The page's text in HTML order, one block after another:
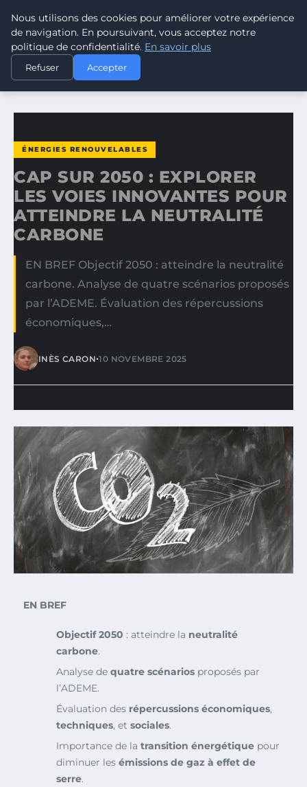
CLIMATE GUARDIAN
ACCUEIL
ÉNERGIES RENOUVELABLES
CAP SUR 2050 : EXPLORER LES VOIES INNOVANTES POUR…
ÉNERGIES RENOUVELABLES
CAP SUR 2050 : EXPLORER
LES VOIES INNOVANTES POUR
ATTEINDRE LA NEUTRALITÉ
CARBONE
EN BREF Objectif 2050 : atteindre la neutralité
carbone. Analyse de quatre scénarios proposés
par l’ADEME. Évaluation des répercussions
économiques,…
INÈS CARON•10 NOVEMBRE 2025
EN BREF
Objectif 2050 : atteindre la neutralité
carbone.
Analyse de quatre scénarios proposés par
l’ADEME.
Évaluation des répercussions économiques,
techniques, et sociales.
Importance de la transition énergétique pour
diminuer les émissions de gaz à effet de
serre.
Nous utilisons des cookies pour améliorer votre expérience
de navigation. En poursuivant, vous acceptez notre
politique de confidentialité. En savoir plus
Refuser Accepter